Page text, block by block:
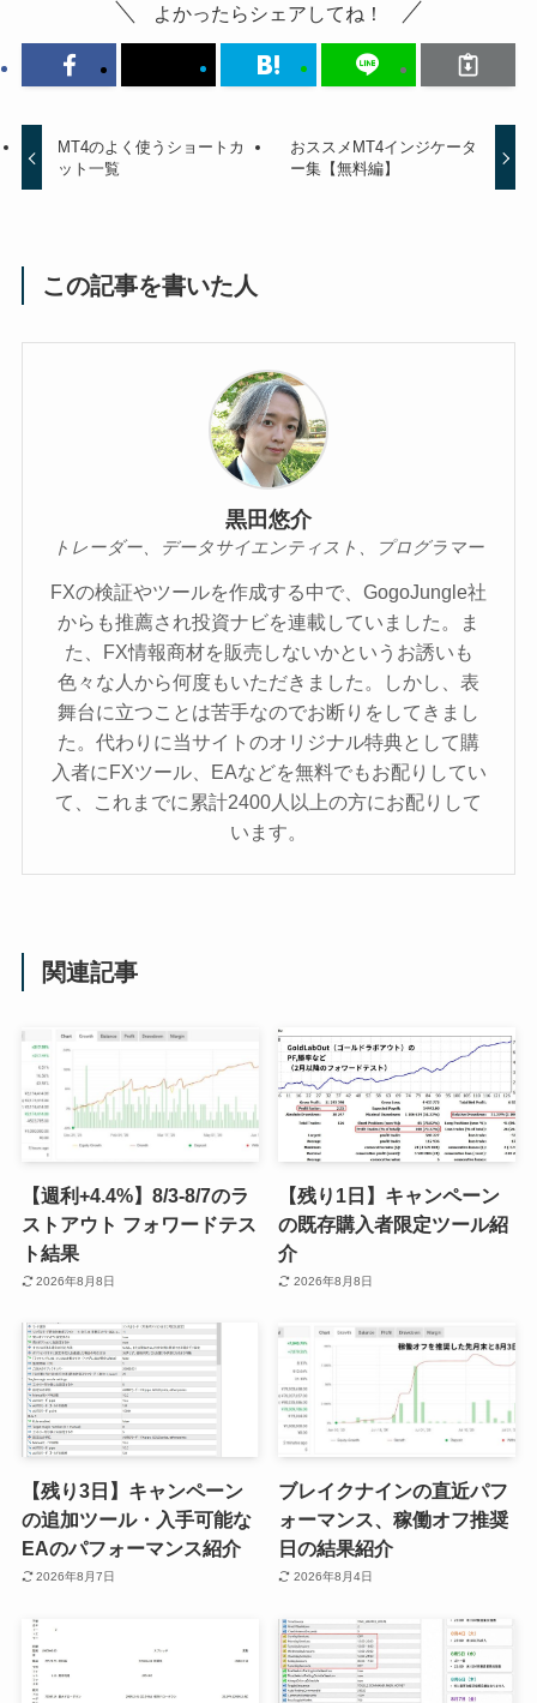
よかったらシェアしてね！
MT4のよく使うショートカ
ット一覧
おススメMT4インジケータ
ー集【無料編】
この記事を書いた人
黒田悠介
トレーダー、データサイエンティスト、プログラマー
FXの検証やツールを作成する中で、GogoJungle社
からも推薦され投資ナビを連載していました。ま
た、FX情報商材を販売しないかというお誘いも
色々な人から何度もいただきました。しかし、表
舞台に立つことは苦手なのでお断りをしてきまし
た。代わりに当サイトのオリジナル特典として購
入者にFXツール、EAなどを無料でもお配りしてい
て、これまでに累計2400人以上の方にお配りして
います。
関連記事
【週利+4.4%】8/3-8/7のラ
ストアウト フォワードテス
ト結果
2026年8月8日
【残り1日】キャンペーン
の既存購入者限定ツール紹
介
2026年8月8日
【残り3日】キャンペーン
の追加ツール・入手可能な
EAのパフォーマンス紹介
2026年8月7日
ブレイクナインの直近パフ
ォーマンス、稼働オフ推奨
日の結果紹介
2026年8月4日